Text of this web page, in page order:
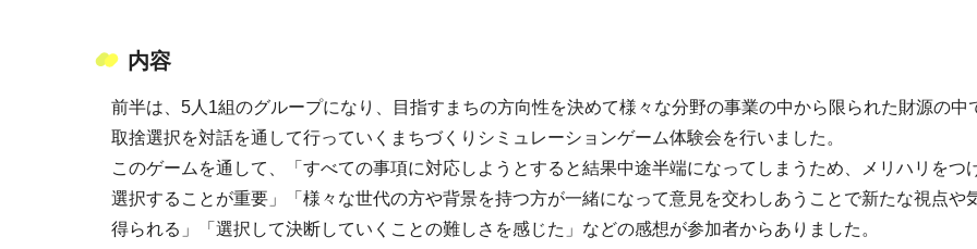
内容
前半は、5人1組のグループになり、目指すまちの方向性を決めて様々な分野の事業の中から限られた財源の中
取捨選択を対話を通して行っていくまちづくりシミュレーションゲーム体験会を行いました。
このゲームを通して、「すべての事項に対応しようとすると結果中途半端になってしまうため、メリハリをつ
選択することが重要」「様々な世代の方や背景を持つ方が一緒になって意見を交わしあうことで新たな視点や
得られる」「選択して決断していくことの難しさを感じた」などの感想が参加者からありました。